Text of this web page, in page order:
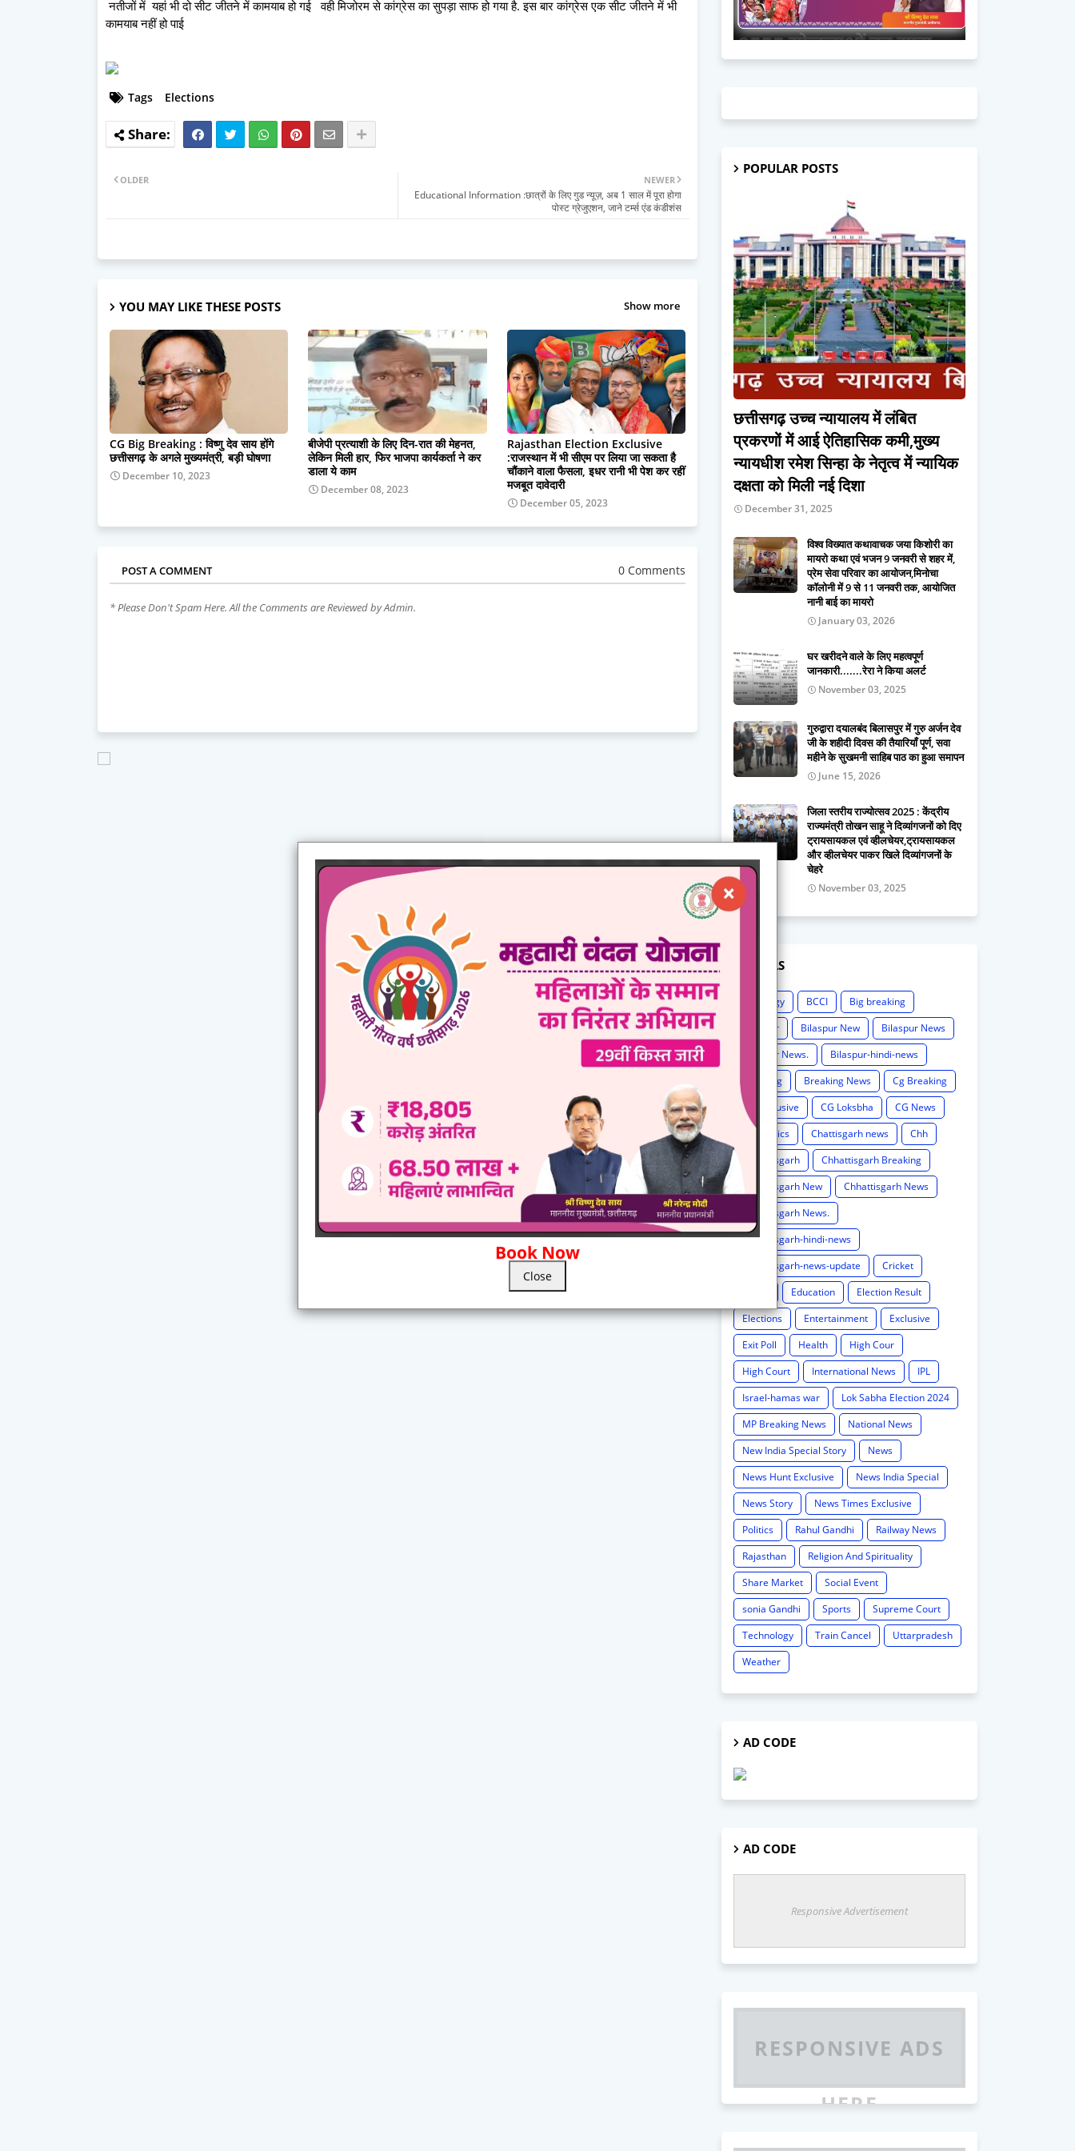
नतीजों में यहां भी दो सीट जीतने में कामयाब हो गई वही मिजोरम से कांग्रेस का सुपड़ा साफ हो गया है. इस बार कांग्रेस एक सीट जीतने में भी
कामयाब नहीं हो पाई
Tags Elections
NEWER
Educational Information :छात्रों के लिए गुड न्यूज़, अब 1 साल में पूरा होगा
पोस्ट ग्रेजुएशन, जाने टर्म्स एंड कंडीशंस
OLDER
YOU MAY LIKE THESE POSTS Show more
CG Big Breaking : विष्णु देव साय होंगे
छत्तीसगढ़ के अगले मुख्यमंत्री, बड़ी घोषणा
December 10, 2023
बीजेपी प्रत्याशी के लिए दिन-रात की मेहनत,
लेकिन मिली हार, फिर भाजपा कार्यकर्ता ने कर
डाला ये काम
December 08, 2023
Rajasthan Election Exclusive
:राजस्थान में भी सीएम पर लिया जा सकता है
चौंकाने वाला फैसला, इधर रानी भी पेश कर रहीं
मजबूत दावेदारी
December 05, 2023
POST A COMMENT 0 Comments
* Please Don't Spam Here. All the Comments are Reviewed by Admin.
Book Now
Close
POPULAR POSTS
छत्तीसगढ़ उच्च न्यायालय में लंबित
प्रकरणों में आई ऐतिहासिक कमी,मुख्य
न्यायधीश रमेश सिन्हा के नेतृत्व में न्यायिक
दक्षता को मिली नई दिशा
December 31, 2025
विश्व विख्यात कथावाचक जया किशोरी का
मायरो कथा एवं भजन 9 जनवरी से शहर में,
प्रेम सेवा परिवार का आयोजन,मिनोचा
कॉलोनी में 9 से 11 जनवरी तक, आयोजित
नानी बाई का मायरो
January 03, 2026
घर खरीदने वाले के लिए महत्वपूर्ण
जानकारी.......रेरा ने किया अलर्ट
November 03, 2025
गुरुद्वारा दयालबंद बिलासपुर में गुरु अर्जन देव
जी के शहीदी दिवस की तैयारियाँ पूर्ण, सवा
महीने के सुखमनी साहिब पाठ का हुआ समापन
June 15, 2026
जिला स्तरीय राज्योत्सव 2025 : केंद्रीय
राज्यमंत्री तोखन साहू ने दिव्यांगजनों को दिए
ट्रायसायकल एवं व्हीलचेयर,ट्रायसायकल
और व्हीलचेयर पाकर खिले दिव्यांगजनों के
चेहरे
November 03, 2025
LABELS
Astrology BCCI
Big breaking
Bilaspur
Bilaspur New
Bilaspur News
Bilaspur News.
Bilaspur-hindi-news
Breaking
Breaking News
Cg Breaking
CG exclusive
CG Loksbha
CG News
CG politics
Chattisgarh news
Chh
Chhattisgarh
Chhattisgarh Breaking
Chhattisgarh New
Chhattisgarh News
Chhattisgarh News.
Chhattisgarh-hindi-news
Chhattisgarh-news-update
Cricket
Education
Election Result
Elections
Entertainment
Exclusive
Exit Poll
Health
High Cour
High Court
International News
IPL
Israel-hamas war
Lok Sabha Election 2024
MP Breaking News
National News
New India Special Story
News
News Hunt Exclusive
News India Special
News Story
News Times Exclusive
Politics
Rahul Gandhi
Railway News
Rajasthan
Religion And Spirituality
Share Market
Social Event
sonia Gandhi
Sports
Supreme Court
Technology
Train Cancel
Uttarpradesh
Weather
AD CODE
AD CODE
Responsive Advertisement
RESPONSIVE ADS
HERE